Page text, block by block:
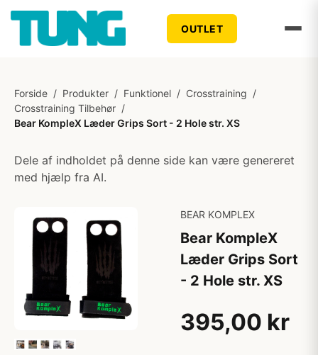
OUTLET
Forside / Produkter / Funktionel / Crosstraining /
Crosstraining Tilbehør /
Bear KompleX Læder Grips Sort - 2 Hole str. XS
Dele af indholdet på denne side kan være genereret
med hjælp fra AI.
BEAR KOMPLEX
Bear KompleX
Læder Grips Sort
- 2 Hole str. XS
395,00 kr